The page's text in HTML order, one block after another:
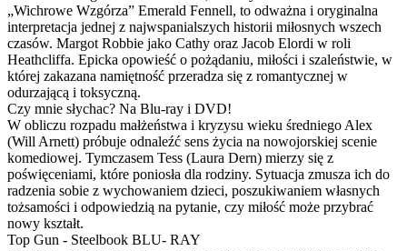
„Wichrowe Wzgórza” Emerald Fennell, to odważna i oryginalna
interpretacja jednej z najwspanialszych historii miłosnych wszech
czasów. Margot Robbie jako Cathy oraz Jacob Elordi w roli
Heathcliffa. Epicka opowieść o pożądaniu, miłości i szaleństwie, w
której zakazana namiętność przeradza się z romantycznej w
odurzającą i toksyczną.
Czy mnie słychac? Na Blu-ray i DVD!
W obliczu rozpadu małżeństwa i kryzysu wieku średniego Alex
(Will Arnett) próbuje odnaleźć sens życia na nowojorskiej scenie
komediowej. Tymczasem Tess (Laura Dern) mierzy się z
poświęceniami, które poniosła dla rodziny. Sytuacja zmusza ich do
radzenia sobie z wychowaniem dzieci, poszukiwaniem własnych
tożsamości i odpowiedzią na pytanie, czy miłość może przybrać
nowy kształt.
Top Gun - Steelbook BLU- RAY